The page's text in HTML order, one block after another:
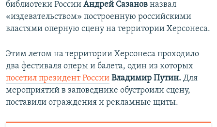
библиотеки России Андрей Сазанов назвал
«издевательство​м» построенную российскими
властями оперную сцену на территории Херсонеса.
Этим летом на территории Херсонеса проходило
два фестиваля оперы и балета, один из которых
посетил президент России Владимир Путин. Для
мероприятий в заповеднике обустроили сцену,
поставили ограждения и рекламные щиты.